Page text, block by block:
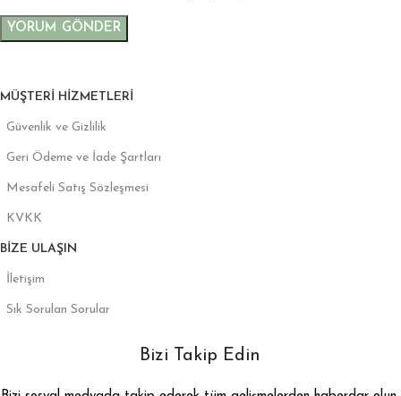
MÜŞTERI HIZMETLERI
Güvenlik ve Gizlilik
Geri Ödeme ve İade Şartları
Mesafeli Satış Sözleşmesi
KVKK
BIZE ULAŞIN
İletişim
Sık Sorulan Sorular
Bizi Takip Edin